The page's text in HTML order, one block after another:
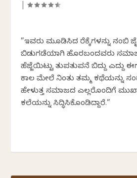
|
”ಇವರು ಮೂಡಿಸಿದ ರೆಕ್ಕೆಗಳನ್ನು ನಂಬಿ
ಬಿಡುಗಡೆಯಾಗಿ ಹೊರಬಂದವರು
ಹೆಜ್ಜೆಯಿಟ್ಟು ತುಪತುಪನೆ ಬಿದ್ದು ಎದ್ದು
ಕಾಲ ಮೇಲೆ ನಿಂತು ತಮ್ಮ ಕಥೆಯನ್ನು
ಹೇಳುತ್ತ ಸಮಾಜದ ಎಲ್ಲರೊಂದಿಗೆ
ಕಲೆಯನ್ನು ಸಿದ್ಧಿಸಿಕೊಂಡಿದ್ದಾರೆ.”